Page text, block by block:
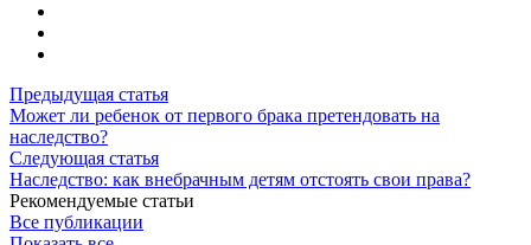
Предыдущая статья
Может ли ребенок от первого брака претендовать на
наследство?
Следующая статья
Наследство: как внебрачным детям отстоять свои права?
Рекомендуемые статьи
Все публикации